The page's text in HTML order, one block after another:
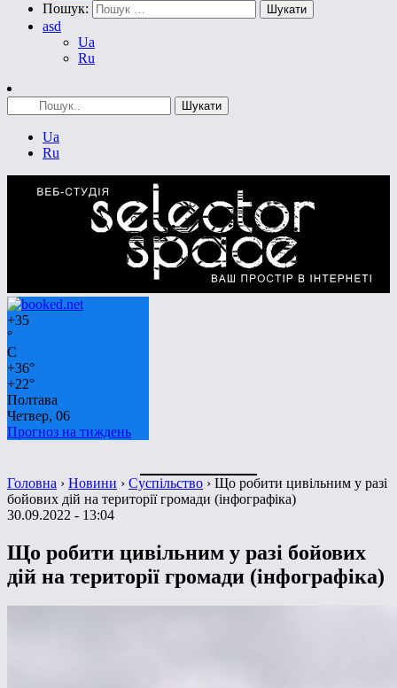
Пошук:
asd
Ua
Ru
Ua
Ru
+35
°
C
+36°
+22°
Полтава
Четвер, 06
Прогноз на тиждень
Головна › Новини › Суспільство › Що робити цивільним у разі
бойових дій на території громади (інфографіка)
30.09.2022 - 13:04
Що робити цивільним у разі бойових
дій на території громади (інфографіка)